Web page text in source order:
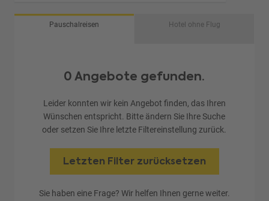
Pauschalreisen Hotel ohne Flug
0 Angebote gefunden.
Leider konnten wir kein Angebot finden, das Ihren
Wünschen entspricht. Bitte ändern Sie Ihre Suche
oder setzen Sie Ihre letzte Filtereinstellung zurück.
Letzten Filter zurücksetzen
Sie haben eine Frage? Wir helfen Ihnen gerne weiter.